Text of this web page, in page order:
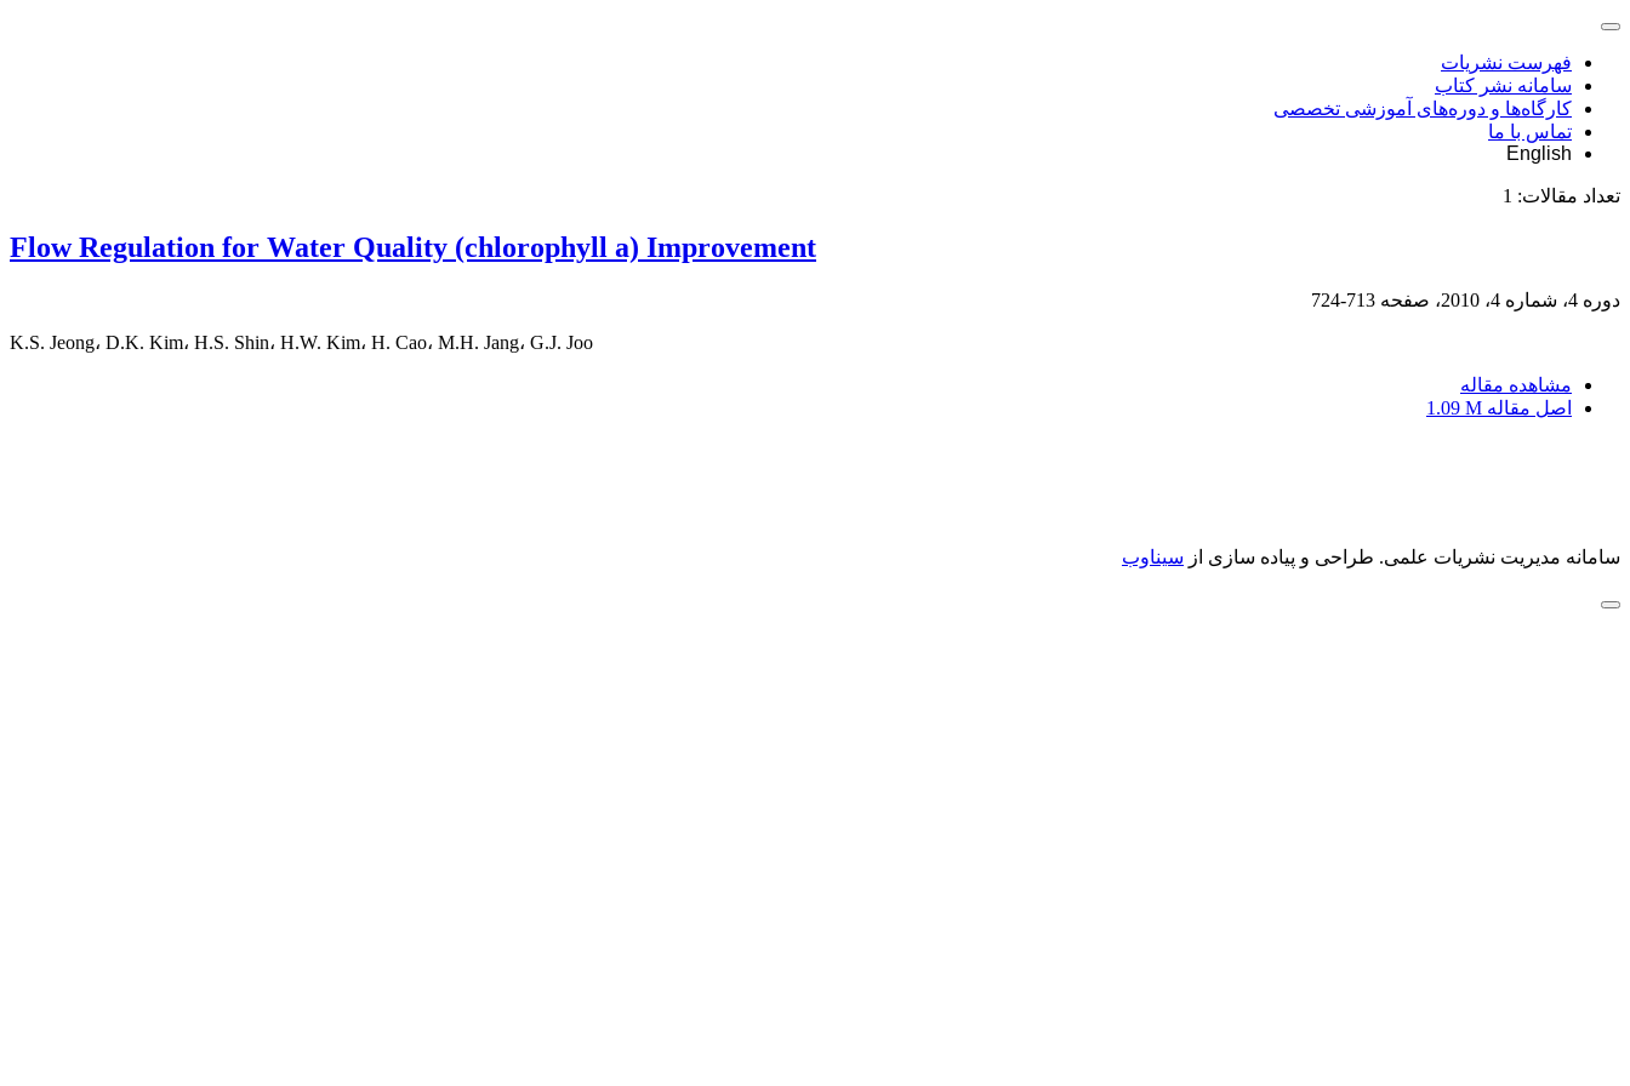
فهرست نشریات
سامانه نشر کتاب
کارگاه‌ها و دوره‌های آموزشی تخصصی
تماس با ما
English
تعداد مقالات: 1
Flow Regulation for Water Quality (chlorophyll a) Improvement
دوره 4، شماره 4، 2010، صفحه 713-724
K.S. Jeong، D.K. Kim، H.S. Shin، H.W. Kim، H. Cao، M.H. Jang، G.J. Joo
مشاهده مقاله
اصل مقاله 1.09 M
سامانه مدیریت نشریات علمی. طراحی و پیاده سازی از سیناوب